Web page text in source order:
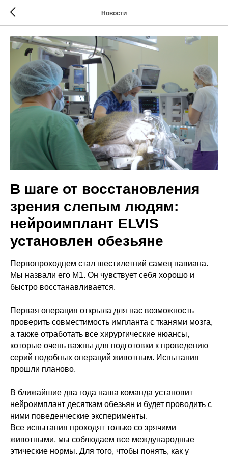
Новости
В шаге от восстановления
зрения слепым людям:
нейроимплант ELVIS
установлен обезьяне
Первопроходцем стал шестилетний самец павиана.
Мы назвали его М1. Он чувствует себя хорошо и
быстро восстанавливается.
Первая операция открыла для нас возможность
проверить совместимость импланта с тканями мозга,
а также отработать все хирургические нюансы,
которые очень важны для подготовки к проведению
серий подобных операций животным. Испытания
прошли планово.
В ближайшие два года наша команда установит
нейроимплант десяткам обезьян и будет проводить с
ними поведенческие эксперименты.
Все испытания проходят только со зрячими
животными, мы соблюдаем все международные
этические нормы. Для того, чтобы понять, как у